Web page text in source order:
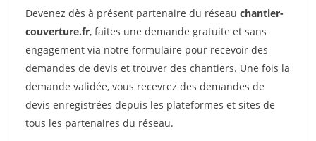
Devenez dès à présent partenaire du réseau chantier-
couverture.fr, faites une demande gratuite et sans
engagement via notre formulaire pour recevoir des
demandes de devis et trouver des chantiers. Une fois la
demande validée, vous recevrez des demandes de
devis enregistrées depuis les plateformes et sites de
tous les partenaires du réseau.